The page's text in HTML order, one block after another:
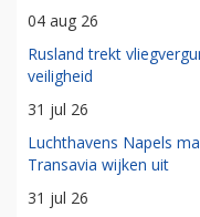
04 aug 26
Rusland trekt
veiligheid
31 jul 26
Luchthavens Napels
Transavia wijken uit
31 jul 26